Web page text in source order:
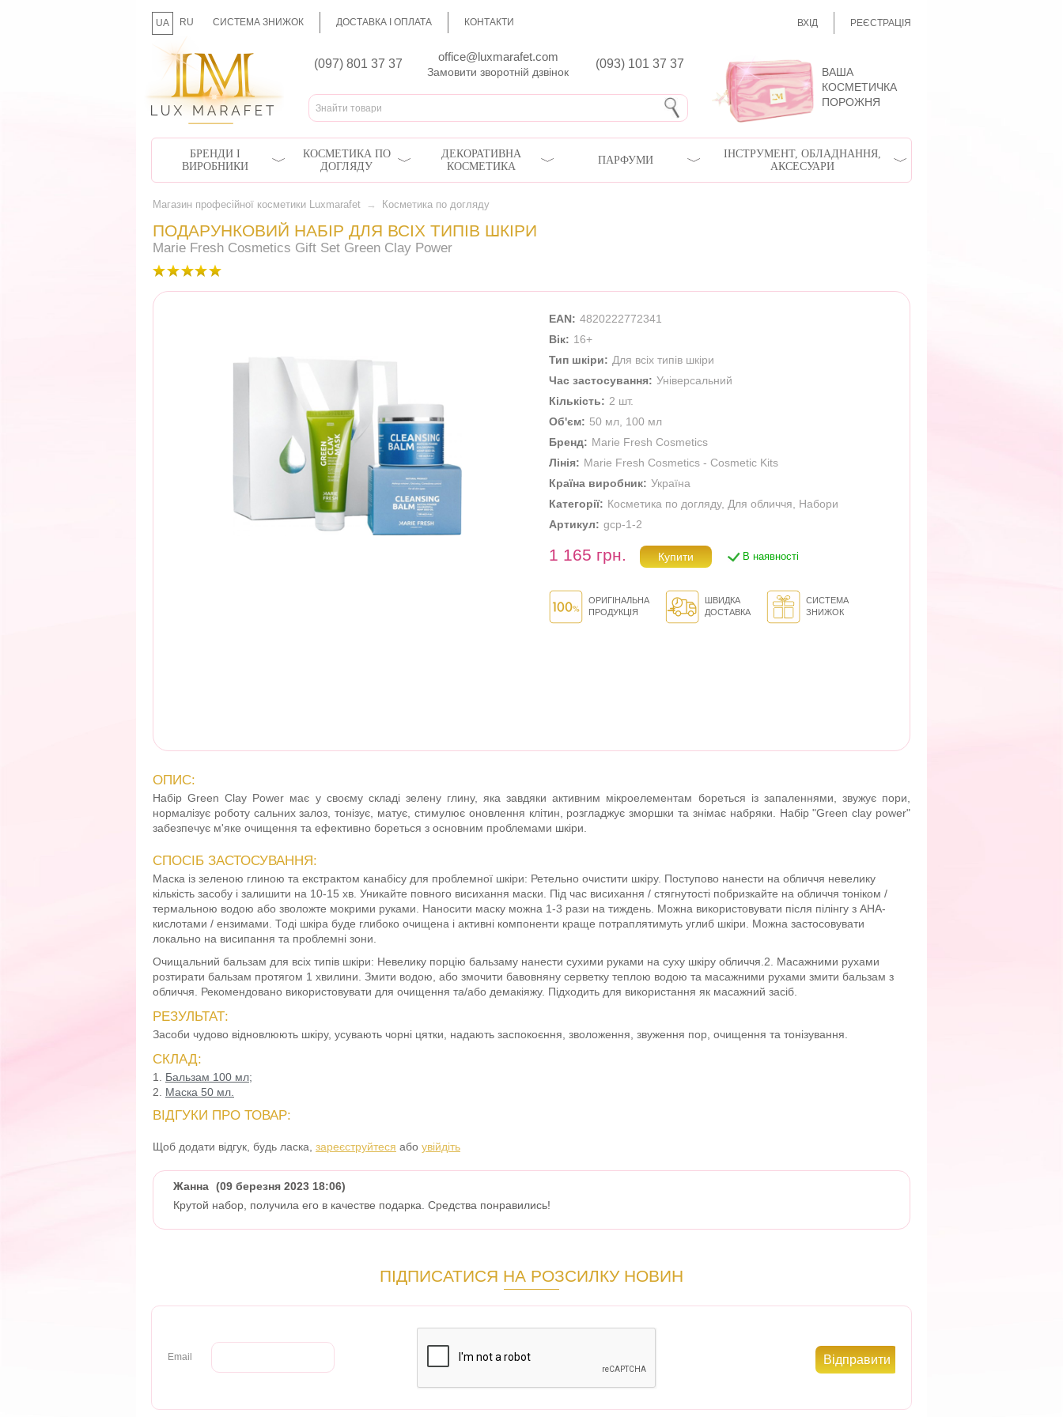
UA RU СИСТЕМА ЗНИЖОК ДОСТАВКА І ОПЛАТА КОНТАКТИ ВХІД РЕЄСТРАЦІЯ
(097) 801 37 37
office@luxmarafet.com
(093) 101 37 37
Замовити зворотній дзвінок
ВАША
КОСМЕТИЧКА
ПОРОЖНЯ
БРЕНДИ І
ВИРОБНИКИ
КОСМЕТИКА ПО
ДОГЛЯДУ
ДЕКОРАТИВНА
КОСМЕТИКА
ПАРФУМИ
ІНСТРУМЕНТ, ОБЛАДНАННЯ,
АКСЕСУАРИ
Магазин професійної косметики Luxmarafet → Косметика по догляду
ПОДАРУНКОВИЙ НАБІР ДЛЯ ВСІХ ТИПІВ ШКІРИ
Marie Fresh Cosmetics Gift Set Green Clay Power
EAN: 4820222772341
Вік: 16+
Тип шкіри: Для всіх типів шкіри
Час застосування: Універсальний
Кількість: 2 шт.
Об'єм: 50 мл, 100 мл
Бренд: Marie Fresh Cosmetics
Лінія: Marie Fresh Cosmetics - Cosmetic Kits
Країна виробник: Україна
Категорії: Косметика по догляду, Для обличчя
Набори
Артикул: gcp-1-2
1 165 грн. В наявності
ОРИГІНАЛЬНА
ПРОДУКЦІЯ
ШВИДКА
ДОСТАВКА
СИСТЕМА
ЗНИЖОК
ОПИС:
Набір Green Clay Power має у своєму складі зелену глину, яка завдяки активним мікроелементам бореться із запаленнями, звужує пори,
нормалізує роботу сальних залоз, тонізує, матує, стимулює оновлення клітин, розгладжує зморшки та знімає набряки. Набір "Green clay power"
забезпечує м'яке очищення та ефективно бореться з основним проблемами шкіри.
СПОСІБ ЗАСТОСУВАННЯ:
Маска із зеленою глиною та екстрактом канабісу для проблемної шкіри: Ретельно очистити шкіру. Поступово нанести на обличчя невелику
кількість засобу і залишити на 10-15 хв. Уникайте повного висихання маски. Під час висихання / стягнутості побризкайте на обличчя тоніком /
термальною водою або зволожте мокрими руками. Наносити маску можна 1-3 рази на тиждень. Можна використовувати після пілінгу з АНА-
кислотами / ензимами. Тоді шкіра буде глибоко очищена і активні компоненти краще потраплятимуть углиб шкіри. Можна застосовувати
локально на висипання та проблемні зони.
Очищальний бальзам для всіх типів шкіри: Невелику порцію бальзаму нанести сухими руками на суху шкіру обличчя.2. Масажними рухами
розтирати бальзам протягом 1 хвилини. Змити водою, або змочити бавовняну серветку теплою водою та масажними рухами змити бальзам з
обличчя. Рекомендовано використовувати для очищення та/або демакіяжу. Підходить для використання як масажний засіб.
РЕЗУЛЬТАТ:
Засоби чудово відновлюють шкіру, усувають чорні цятки, надають заспокоєння, зволоження, звуження пор, очищення та тонізування.
СКЛАД:
1. Бальзам 100 мл;
2. Маска 50 мл.
ВІДГУКИ ПРО ТОВАР:
Щоб додати відгук, будь ласка, зареєструйтеся або увійдіть
Жанна (09 березня 2023 18:06)
Крутой набор, получила его в качестве подарка. Средства понравились!
ПІДПИСАТИСЯ НА РОЗСИЛКУ НОВИН
Email